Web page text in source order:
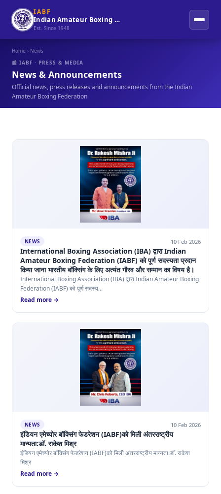
IABF
Indian Amateur Boxing Federation
Est. Since 1948
Home › News
📰 IABF · PRESS & MEDIA
News & Announcements
Official news, press releases and announcements from the Indian
Amateur Boxing Federation
NEWS 10 Feb 2026
International Boxing Association (IBA) द्वारा Indian
Amateur Boxing Federation (IABF) को पूर्ण सदस्यता प्रदान
किया जाना भारतीय बॉक्सिंग के लिए अत्यंत गौरव और सम्मान का विषय है।
International Boxing Association (IBA) द्वारा Indian Amateur Boxing
Federation (IABF) को पूर्ण सदस्य...
Read more →
NEWS 10 Feb 2026
इंडियन एमेच्योर बॉक्सिंग फेडरेशन (IABF)को मिली अंतरराष्ट्रीय
मान्यता:डॉ. राकेश मिश्र
इंडियन एमेच्योर बॉक्सिंग फेडरेशन (IABF)को मिली अंतरराष्ट्रीय मान्यता:डॉ. राकेश
मिश्र
Read more →